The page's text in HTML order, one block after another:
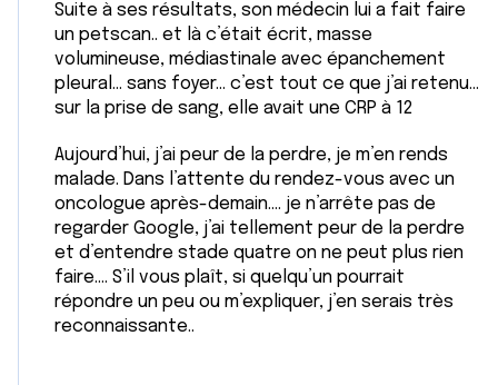
Suite à ses résultats, son médecin lui a fait faire
un petscan.. et là c’était écrit, masse
volumineuse, médiastinale avec épanchement
pleural… sans foyer… c’est tout ce que j’ai retenu…
sur la prise de sang, elle avait une CRP à 12
Aujourd’hui, j’ai peur de la perdre, je m’en rends
malade. Dans l’attente du rendez-vous avec un
oncologue après-demain…. je n’arrête pas de
regarder Google, j’ai tellement peur de la perdre
et d’entendre stade quatre on ne peut plus rien
faire…. S’il vous plaît, si quelqu’un pourrait
répondre un peu ou m’expliquer, j’en serais très
reconnaissante..